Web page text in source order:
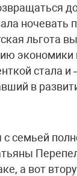
ночевать
льгота
экономики
стала
в
с семьей
а вот